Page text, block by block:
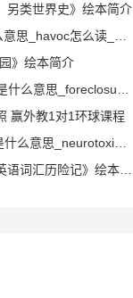
另类世界史》绘本简介
》绘本简介
赢外教1对1环球课程
neurotoxin是什么意思_neurotoxin怎么读_音标ˌnjuərəuˈtɒksɪn
《沃兹王国英语词汇历险记》绘本简介